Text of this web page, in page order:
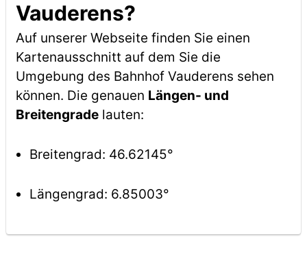
Vauderens?
Auf unserer Webseite finden Sie einen
Kartenausschnitt auf dem Sie die
Umgebung des Bahnhof Vauderens sehen
können. Die genauen Längen- und
Breitengradelauten:
Breitengrad: 46.62145°
Längengrad: 6.85003°